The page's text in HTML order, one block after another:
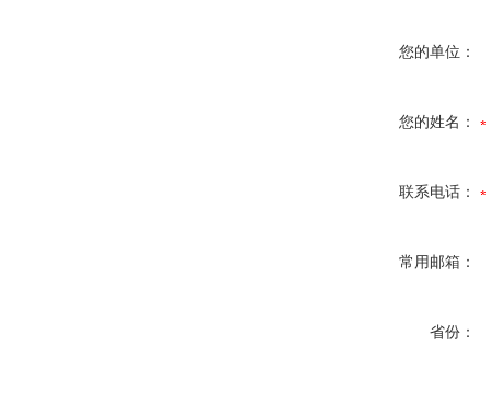
您的单位：
您的姓名：
联系电话：
常用邮箱：
省份：